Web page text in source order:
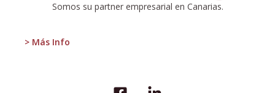
Somos su partner empresarial en Canarias.
> Más Info